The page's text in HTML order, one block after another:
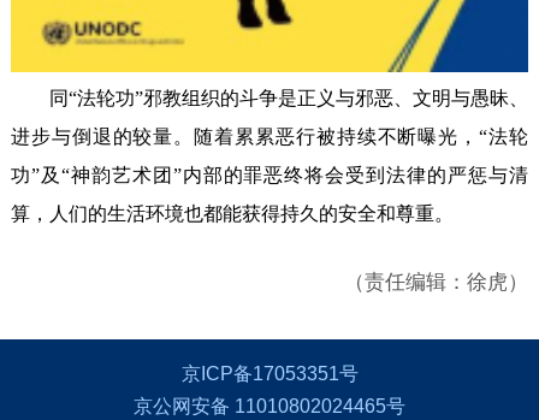
同“法轮功”邪教组织的斗争是正义与邪恶、文明与愚昧、
进步与倒退的较量。随着累累恶行被持续不断曝光，“法轮
功”及“神韵艺术团”内部的罪恶终将会受到法律的严惩与清
算，人们的生活环境也都能获得持久的安全和尊重。
（责任编辑：徐虎）
京ICP备17053351号
京公网安备 11010802024465号